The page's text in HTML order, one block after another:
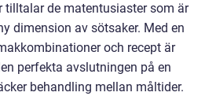
de matentusiaster som är
dimension av sötsaker. Med en
och recept är
perfekta avslutningen på en
behandling mellan måltider.